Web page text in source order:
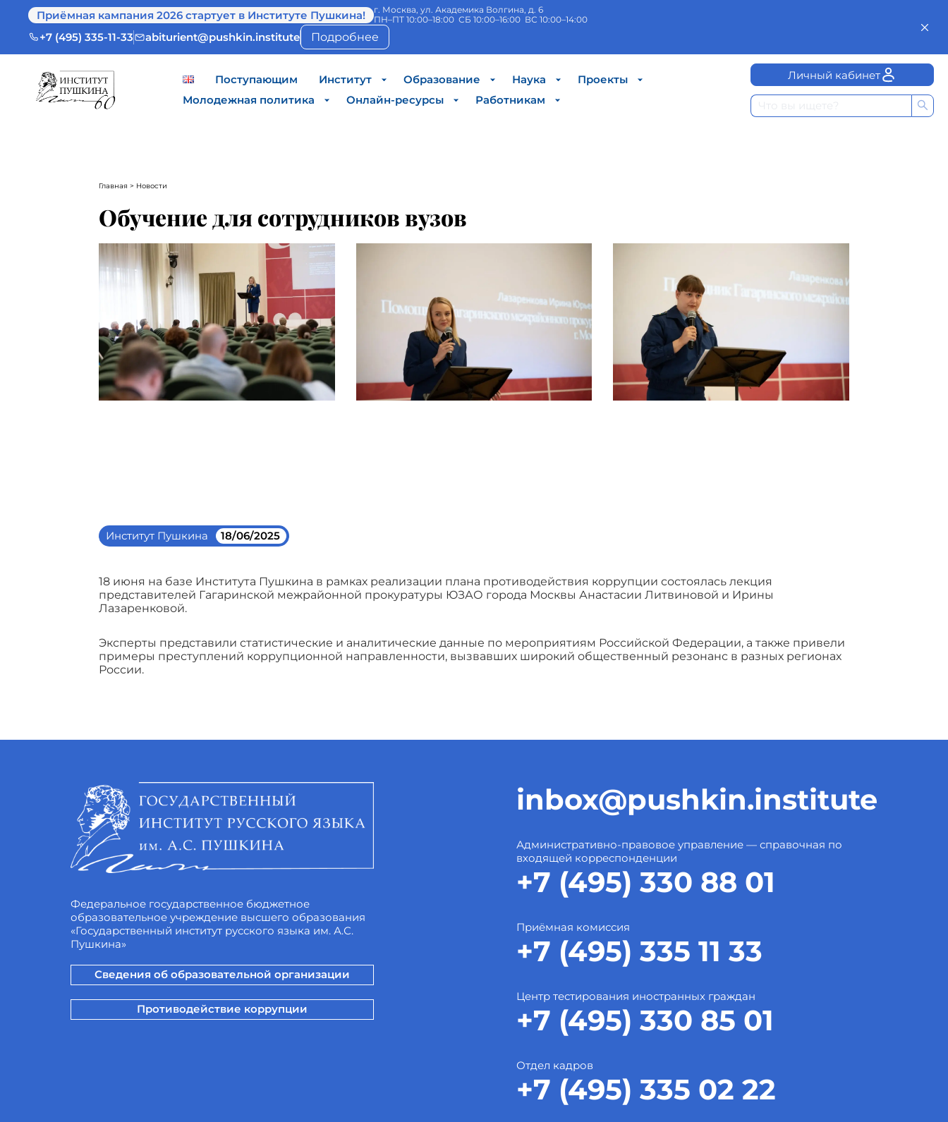
Приёмная кампания 2026 стартует в Институте Пушкина!
г. Москва, ул. Академика Волгина, д. 6
ПН–ПТ 10:00–18:00 СБ 10:00–16:00 ВС 10:00–14:00
+7 (495) 335-11-33 abiturient@pushkin.institute Подробнее
Поступающим Институт Образование Наука
Проекты
Молодежная политика
Онлайн-ресурсы Работникам
Личный кабинет
Главная > Новости
Обучение для сотрудников вузов
Институт Пушкина 18/06/2025
18 июня на базе Института Пушкина в рамках реализации плана противодействия коррупции состоялась лекция
представителей Гагаринской межрайонной прокуратуры ЮЗАО города Москвы Анастасии Литвиновой и Ирины
Лазаренковой.
Эксперты представили статистические и аналитические данные по мероприятиям Российской Федерации, а также привели
примеры преступлений коррупционной направленности, вызвавших широкий общественный резонанс в разных регионах
России.
Федеральное государственное бюджетное
образовательное учреждение высшего образования
«Государственный институт русского языка им. А.С.
Пушкина»
Сведения об образовательной организации
Противодействие коррупции
inbox@pushkin.institute
Административно-правовое управление — справочная по
входящей корреспонденции
+7 (495) 330 88 01
Приёмная комиссия
+7 (495) 335 11 33
Центр тестирования иностранных граждан
+7 (495) 330 85 01
Отдел кадров
+7 (495) 335 02 22